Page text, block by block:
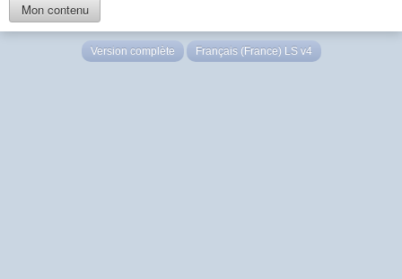
Mon contenu
Version complète Français (France) LS v4